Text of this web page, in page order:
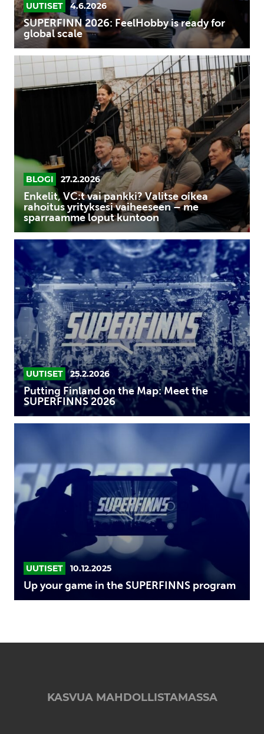
UUTISET 4.6.2026
SUPERFINN 2026: FeelHobby is ready for
global scale
Enkelit,
VC:t
vai
pankki?
yrityksesi
vaiheeseen
me
sparraamme
loput
kuntoon
BLOGI 27.2.2026
Enkelit, VC:t vai pankki? Valitse oikea
rahoitus yrityksesi vaiheeseen – me
sparraamme loput kuntoon
Putting
Finland
on
the
Map:
Meet
the
SUPERFINNS
2026
UUTISET 25.2.2026
Putting Finland on the Map: Meet the
SUPERFINNS 2026
in
the
SUPERFINNS
program
UUTISET 10.12.2025
Up your game in the SUPERFINNS program
KASVUA MAHDOLLISTAMASSA